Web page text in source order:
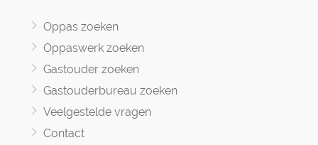
Oppas zoeken
Oppaswerk zoeken
Gastouder zoeken
Gastouderbureau zoeken
Veelgestelde vragen
Contact